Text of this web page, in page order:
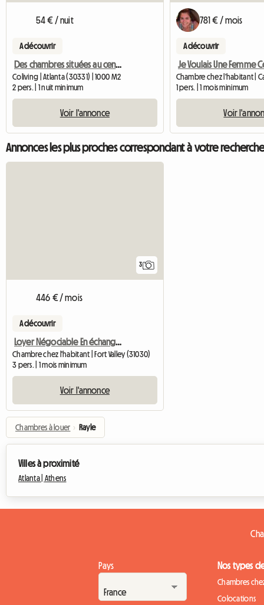
54 € / nuit
A découvrir
Des chambres situées au centre d'Atlanta vous attendent !!
Coliving | Atlanta (30331) | 1000 M2
2 pers. | 1 nuit minimum
Voir l'annonce
781 € / mois
A découvrir
Chambre chez l'habitant |
1 pers. | 1 mois minimum
Voir
Annonces les plus proches correspondant à votre
3
446 € / mois
A découvrir
Loyer Négociable En échange De Travaux
Chambre chez l'habitant | Fort Valley (31030)
3 pers. | 1 mois minimum
Voir l'annonce
Chambres à louer › Rayle
Villes à proximité
Atlanta | Athens
Pays Nos types
Chambres
Colocations